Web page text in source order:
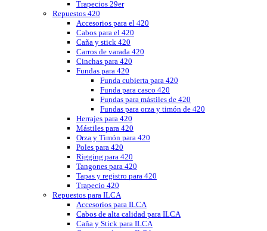
Trapecios 29er
Repuestos 420
Accesorios para el 420
Cabos para el 420
Caña y stick 420
Carros de varada 420
Cinchas para 420
Fundas para 420
Funda cubierta para 420
Funda para casco 420
Fundas para mástiles de 420
Fundas para orza y timón de 420
Herrajes para 420
Mástiles para 420
Orza y Timón para 420
Poles para 420
Rigging para 420
Tangones para 420
Tapas y registro para 420
Trapecio 420
Repuestos para ILCA
Accesorios para ILCA
Cabos de alta calidad para ILCA
Caña y Stick para ILCA